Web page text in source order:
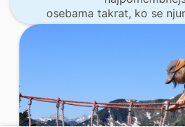
osebama takrat, ko se